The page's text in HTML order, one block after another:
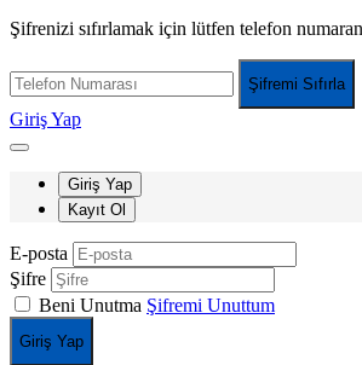
Şifrenizi sıfırlamak için lütfen telefon
Şifremi Sıfırla
Giriş Yap
Giriş Yap
Kayıt Ol
E-posta
Şifre
Beni Unutma Şifremi Unuttum
Giriş Yap